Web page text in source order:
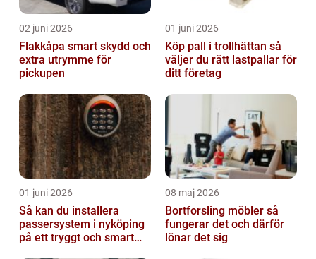
02 juni 2026
Flakkåpa smart skydd och
extra utrymme för
pickupen
01 juni 2026
Köp pall i trollhättan så
väljer du rätt lastpallar för
ditt företag
01 juni 2026
Så kan du installera
passersystem i nyköping
på ett tryggt och smart
08 maj 2026
Bortforsling möbler så
fungerar det och därför
lönar det sig